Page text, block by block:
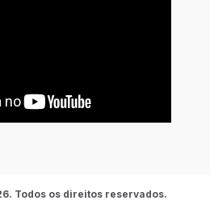
Todos os direitos reservados.